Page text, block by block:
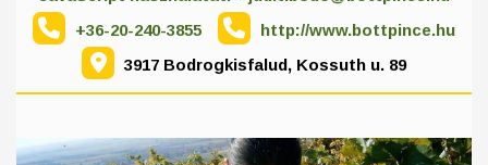
+36-20-240-3855
http://www.bottpince.hu
3917 Bodrogkisfalud, Kossuth u. 89